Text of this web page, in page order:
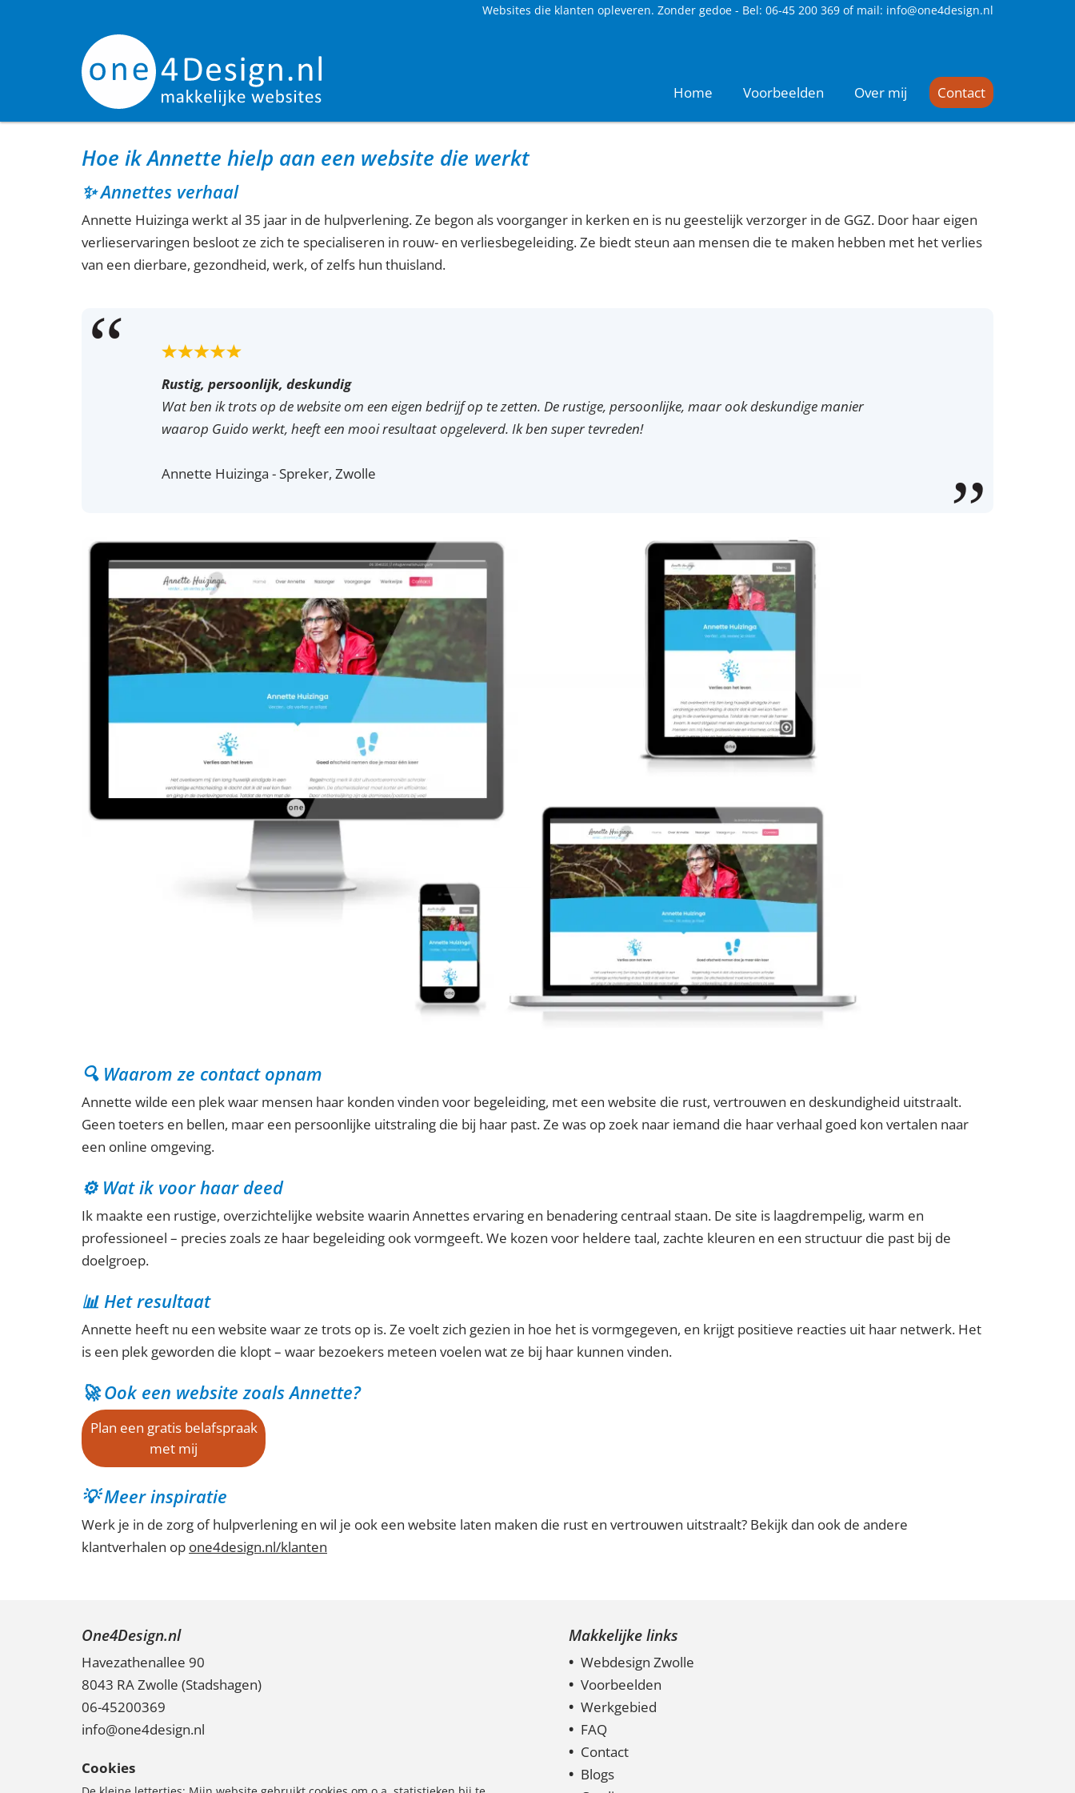
Websites die klanten opleveren. Zonder gedoe - Bel: 06-45 200 369 of mail: info@one4design.nl
Home Voorbeelden Over mij Contact
Hoe ik Annette hielp aan een website die werkt
✨ Annettes verhaal
Annette Huizinga werkt al 35 jaar in de hulpverlening. Ze begon als voorganger in kerken en is nu geestelijk verzorger in de GGZ. Door haar eigen
verlieservaringen besloot ze zich te specialiseren in rouw- en verliesbegeleiding. Ze biedt steun aan mensen die te maken hebben met het verlies
van een dierbare, gezondheid, werk, of zelfs hun thuisland.
Rustig, persoonlijk, deskundig
Wat ben ik trots op de website om een eigen bedrijf op te zetten. De rustige, persoonlijke, maar ook deskundige manier
waarop Guido werkt, heeft een mooi resultaat opgeleverd. Ik ben super tevreden!
Annette Huizinga - Spreker, Zwolle
🔍 Waarom ze contact opnam
Annette wilde een plek waar mensen haar konden vinden voor begeleiding, met een website die rust, vertrouwen en deskundigheid uitstraalt.
Geen toeters en bellen, maar een persoonlijke uitstraling die bij haar past. Ze was op zoek naar iemand die haar verhaal goed kon vertalen naar
een online omgeving.
⚙️ Wat ik voor haar deed
Ik maakte een rustige, overzichtelijke website waarin Annettes ervaring en benadering centraal staan. De site is laagdrempelig, warm en
professioneel – precies zoals ze haar begeleiding ook vormgeeft. We kozen voor heldere taal, zachte kleuren en een structuur die past bij de
doelgroep.
📊 Het resultaat
Annette heeft nu een website waar ze trots op is. Ze voelt zich gezien in hoe het is vormgegeven, en krijgt positieve reacties uit haar netwerk. Het
is een plek geworden die klopt – waar bezoekers meteen voelen wat ze bij haar kunnen vinden.
🚀 Ook een website zoals Annette?
Plan een gratis belafspraak
met mij
💡 Meer inspiratie
Werk je in de zorg of hulpverlening en wil je ook een website laten maken die rust en vertrouwen uitstraalt? Bekijk dan ook de andere
klantverhalen op one4design.nl/klanten
One4Design.nl
Havezathenallee 90
8043 RA Zwolle (Stadshagen)
06-45200369
info@one4design.nl
Cookies
Makkelijke links
Webdesign Zwolle
Voorbeelden
Werkgebied
FAQ
Contact
Blogs